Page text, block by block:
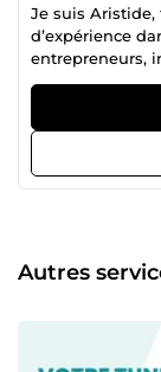
Je suis Aristide,
d’expérience
entrepreneurs,
Depuis le
collaborer avec
maisons
structurés et à
: ➡️ Support
➡️ Sales Funnel
Systeme.io,
digitaux
avec moi ? ✔
Autres